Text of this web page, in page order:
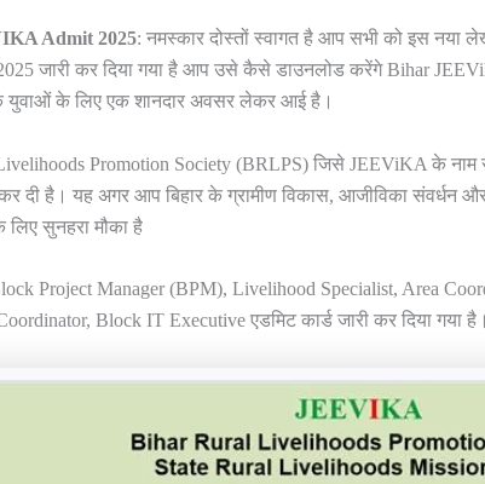
Admit 2025: नमस्कार दोस्तों स्वागत है आप सभी को इस नया
जारी कर दिया गया है आप उसे कैसे डाउनलोड करेंगे Bihar
के युवाओं के लिए एक शानदार अवसर लेकर आई है।
Promotion Society (BRLPS) जिसे JEEViKA के नाम
दी है। यह अगर आप बिहार के ग्रामीण विकास, आजीविका संवर्धन
सुनहरा मौका है
Project Manager (BPM), Livelihood Specialist, Area
Block IT Executive एडमिट कार्ड जारी कर दिया गया है।